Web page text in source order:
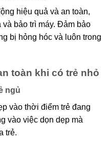
hiệu quả và an toàn,
bảo trì máy. Đảm bảo
bị hỏng hóc và luôn trong
toàn khi có trẻ nhỏ
ngủ
vào thời điểm trẻ đang
vào việc dọn dẹp mà
trẻ.